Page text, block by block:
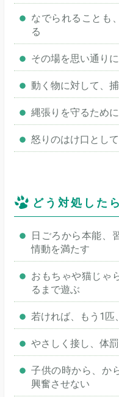
なでられることも
る
その場を思い通り
動く物に対して、
縄張りを守るために
怒りのはけ口とし
どう対処した
日ごろから本能、
情動を満たす
おもちゃや猫じゃ
るまで遊ぶ
若ければ、もう1匹
やさしく接し、体
子供の時から、か
興奮させない